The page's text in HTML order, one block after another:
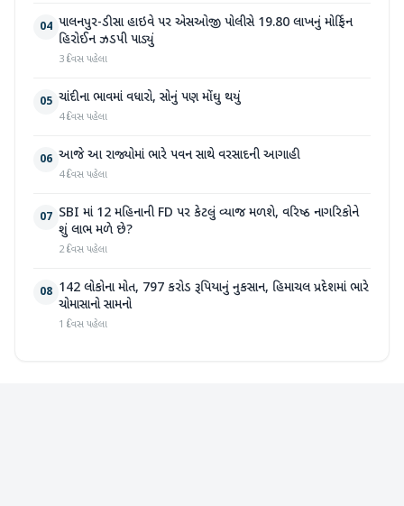
04 પાલનપુર-ડીસા હાઇવે પર એસઓજી પોલીસે 19.80 લાખનું મોર્ફિન
હિરોઈન ઝડપી પાડ્યું
3 દિવસ પહેલા
05 ચાંદીના ભાવમાં વધારો, સોનું પણ મોંઘુ થયું
4 દિવસ પહેલા
06 આજે આ રાજ્યોમાં ભારે પવન સાથે વરસાદની આગાહી
4 દિવસ પહેલા
07 SBI માં 12 મહિનાની FD પર કેટલું વ્યાજ મળશે, વરિષ્ઠ નાગરિકોને
શું લાભ મળે છે?
2 દિવસ પહેલા
08 142 લોકોના મોત, 797 કરોડ રૂપિયાનું નુકસાન, હિમાચલ પ્રદેશમાં ભારે
ચોમાસાનો સામનો
1 દિવસ પહેલા